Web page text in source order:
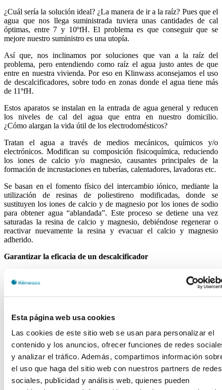
Esta página web usa cookies
Las cookies de este sitio web se usan para personalizar el
contenido y los anuncios, ofrecer funciones de redes
y analizar el tráfico. Además, compartimos información
el uso que haga del sitio web con nuestros partners de redes
sociales, publicidad y análisis web, quienes pueden
¿Cuál sería la solución ideal? ¿La manera de ir a la raíz? Pues que el
agua que nos llega suministrada tuviera unas cantidades de cal
óptimas, entre 7 y 10ºfH. El problema es que conseguir que se
mejore nuestro suministro es una utopía.
Así que, nos inclinamos por soluciones que van a la raíz del
problema, pero entendiendo como raíz el agua justo antes de que
entre en nuestra vivienda. Por eso en Klinwass aconsejamos el uso
de descalcificadores, sobre todo en zonas donde el agua tiene más
de 11ºfH.
Estos aparatos se instalan en la entrada de agua general y reducen
los niveles de cal del agua que entra en nuestro domicilio.
¿Cómo alargan la vida útil de los electrodomésticos?
Tratan el agua a través de medios mecánicos, químicos y/o
electrónicos. Modifican su composición fisicoquímica, reduciendo
los iones de calcio y/o magnesio, causantes principales de la
formación de incrustaciones en tuberías, calentadores, lavadoras etc.
Se basan en el fomento físico del intercambio iónico, mediante la
utilización de resinas de poliestireno modificadas, donde se
sustituyen los iones de calcio y de magnesio por los iones de sodio
para obtener agua “ablandada”. Este proceso se detiene una vez
saturadas la resina de calcio y magnesio, debiéndose regenerar o
reactivar nuevamente la resina y evacuar el calcio y magnesio
adherido.
Garantizar la eficacia de un descalcificador
En esto que os acabamos de contar hay dos detalles fundamentales
para garantizar la eficacia de un descalcificador.
No se debe reducir la cal por debajo de 7ºfH ya que un agua
electrodomésticos.
será necesaria.
Por este motivo, aunque se traten de equipos muy fáciles de instalar
y mantener, se recomienda ponerse en manos de un profesional para
asegurarnos que todo funcionará correctamente y puedas alargar la
vida útil de los electrodomésticos.